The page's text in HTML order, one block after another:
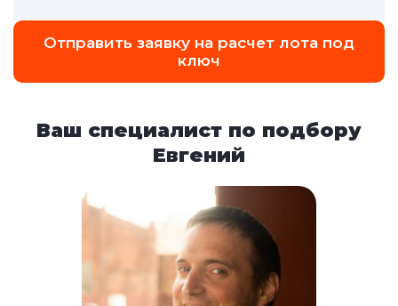
Отправить заявку на расчет лота под
ключ
Ваш специалист по подбору
Евгений